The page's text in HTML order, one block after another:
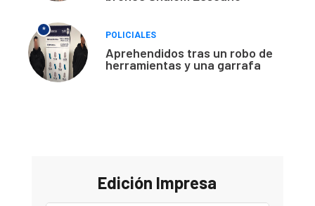
*
POLICIALES
Aprehendidos tras un robo de
herramientas y una garrafa
Edición Impresa